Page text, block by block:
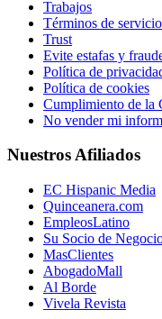
Trabajos
Términos de servicio
Trust
Evite estafas y
Política de
Política de cookies
Cumplimiento de la
No vender mi
Nuestros Afiliados
EC Hispanic Media
Quinceanera.com
EmpleosLatino
Su Socio de
MasClientes
AbogadoMall
Al Borde
Vivela Revista